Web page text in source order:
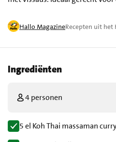
Hallo MagazineRecepten uit het
Ingrediënten
4 personen
5 el Koh Thai massaman